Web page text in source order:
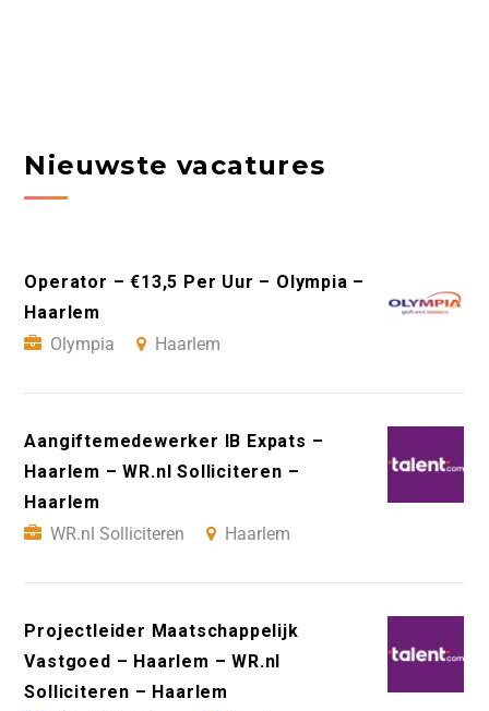
Nieuwste vacatures
Operator – €13,5 Per Uur – Olympia –
Haarlem
Olympia
Haarlem
Aangiftemedewerker IB Expats –
Haarlem – WR.nl Solliciteren –
Haarlem
WR.nl Solliciteren
Haarlem
Projectleider Maatschappelijk
Vastgoed – Haarlem – WR.nl
Solliciteren – Haarlem